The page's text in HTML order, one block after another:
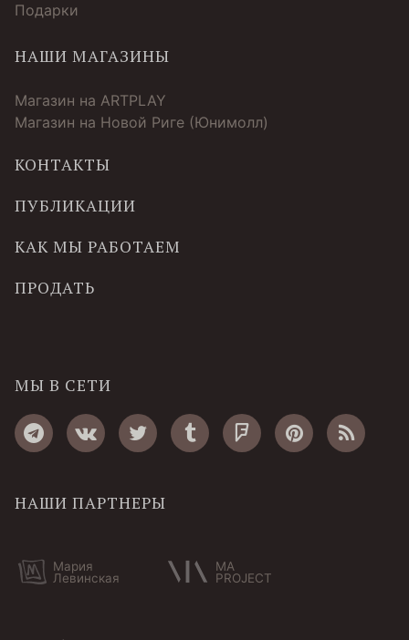
Подарки
НАШИ МАГАЗИНЫ
Магазин на ARTPLAY
Магазин на Новой Риге (Юнимолл)
КОНТАКТЫ
ПУБЛИКАЦИИ
КАК МЫ РАБОТАЕМ
ПРОДАТЬ
МЫ В СЕТИ
НАШИ ПАРТНЕРЫ
Мария
Левинская
MA
PROJECT